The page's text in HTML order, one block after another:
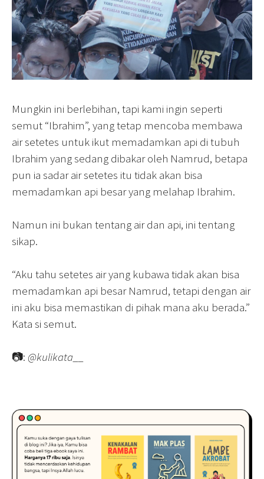
Mungkin ini berlebihan, tapi kami ingin seperti
semut “Ibrahim”, yang tetap mencoba membawa
air setetes untuk ikut memadamkan api di tubuh
Ibrahim yang sedang dibakar oleh Namrud, betapa
pun ia sadar air setetes itu tidak akan bisa
memadamkan api besar yang melahap Ibrahim.
Namun ini bukan tentang air dan api, ini tentang
sikap.
“Aku tahu setetes air yang kubawa tidak akan bisa
memadamkan api besar Namrud, tetapi dengan air
ini aku bisa memastikan di pihak mana aku berada.”
Kata si semut.
📷: @kulikata__